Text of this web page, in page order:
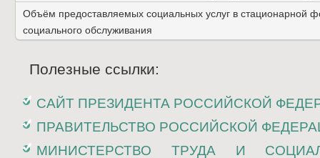
Объём предоставляемых социальных услуг в стационарной
социального обслуживания
Полезные ссылки:
САЙТ ПРЕЗИДЕНТА РОССИЙСКОЙ
ПРАВИТЕЛЬСТВО РОССИЙСКОЙ
МИНИСТЕРСТВО ТРУДА И